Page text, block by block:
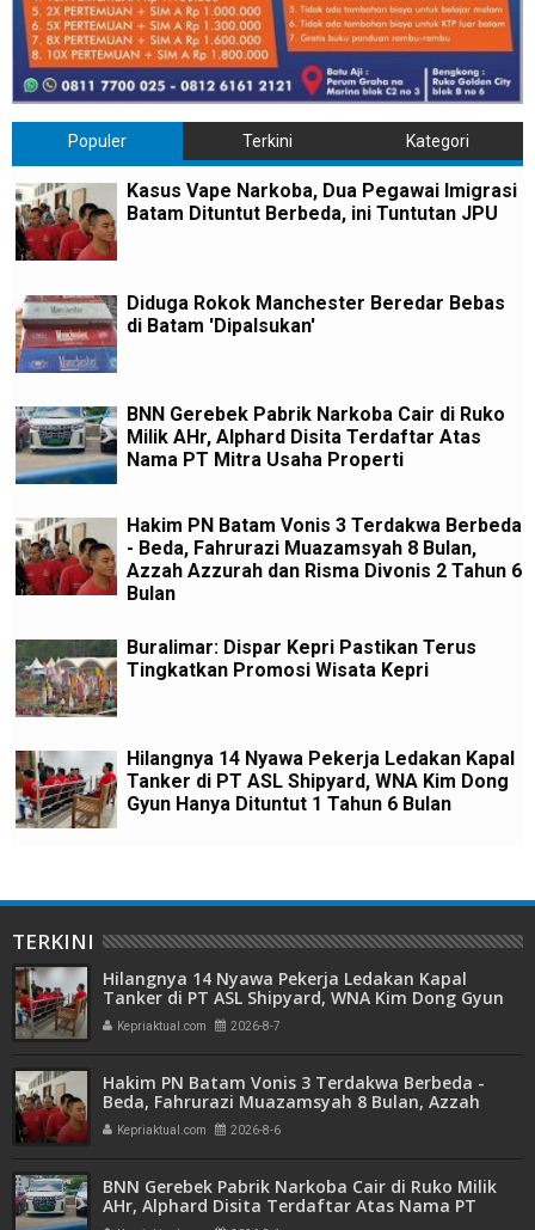
Populer Terkini Kategori
Kasus Vape Narkoba, Dua Pegawai Imigrasi
Batam Dituntut Berbeda, ini Tuntutan JPU
Diduga Rokok Manchester Beredar Bebas
di Batam 'Dipalsukan'
BNN Gerebek Pabrik Narkoba Cair di Ruko
Milik AHr, Alphard Disita Terdaftar Atas
Nama PT Mitra Usaha Properti
Hakim PN Batam Vonis 3 Terdakwa Berbeda
- Beda, Fahrurazi Muazamsyah 8 Bulan,
Azzah Azzurah dan Risma Divonis 2 Tahun 6
Bulan
Buralimar: Dispar Kepri Pastikan Terus
Tingkatkan Promosi Wisata Kepri
Hilangnya 14 Nyawa Pekerja Ledakan Kapal
Tanker di PT ASL Shipyard, WNA Kim Dong
Gyun Hanya Dituntut 1 Tahun 6 Bulan
TERKINI
Hilangnya 14 Nyawa Pekerja Ledakan Kapal
Tanker di PT ASL Shipyard, WNA Kim Dong Gyun
Hanya Dituntut 1 Tahun 6 Bulan
Kepriaktual.com 2026-8-7
Hakim PN Batam Vonis 3 Terdakwa Berbeda -
Beda, Fahrurazi Muazamsyah 8 Bulan, Azzah
Azzurah dan Risma Divonis 2 Tahun 6 Bulan
Kepriaktual.com 2026-8-6
BNN Gerebek Pabrik Narkoba Cair di Ruko Milik
AHr, Alphard Disita Terdaftar Atas Nama PT
Mitra Usaha Properti